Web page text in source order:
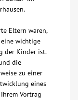
Eltern waren,
wichtige
der Kinder ist.
die
zu einer
eines
Vortrag